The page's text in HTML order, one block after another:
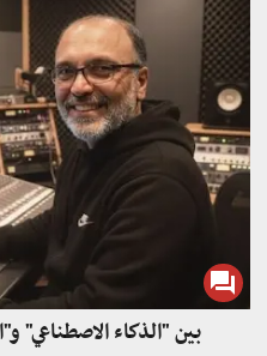
بين "الذكاء